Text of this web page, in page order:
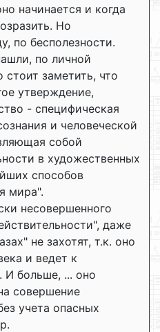
начинается и когда
Но
по бесполезности.
по личной
заметить, что
утверждение,
- специфическая
и человеческой
собой
в художественных
способов
мира".
несовершенного
даже
не захотят, т.к. оно
и ведет к
И больше, ... оно
совершение
учета опасных